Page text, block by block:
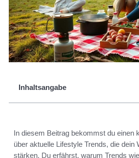
Inhaltsangabe
In diesem Beitrag bekommst du einen
über aktuelle Lifestyle Trends, die dein
stärken. Du erfährst, warum Trends